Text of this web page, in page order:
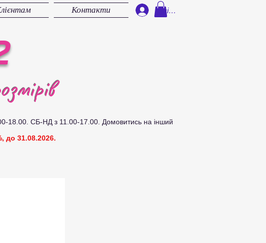
Контакти Увійти
18.00. СБ-НД з 11.00-17.00. Домовитись на інший
до 31.08.2026.